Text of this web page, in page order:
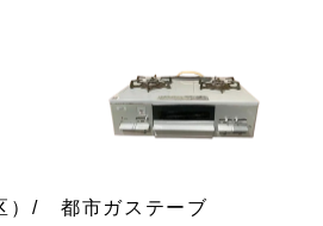
）/
都市ガステーブ